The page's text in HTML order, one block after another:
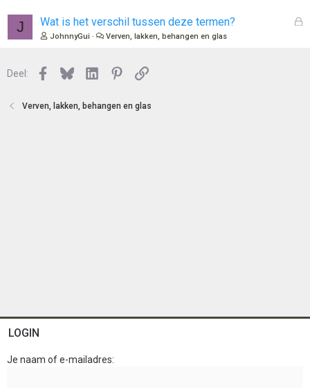
n
J
G
Wat is het verschil tussen deze termen?
JohnnyGui Verven, lakken, behangen en glas
Deel: Facebook
BlueskyLinkedInPinterest
Link
Verven, lakken, behangen en glas
LOGIN
Je naam of e-mailadres